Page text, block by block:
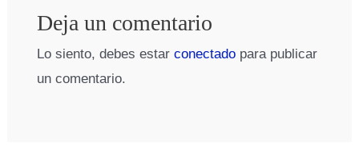
Deja un comentario
Lo siento, debes estar conectadopara publicar
un comentario.